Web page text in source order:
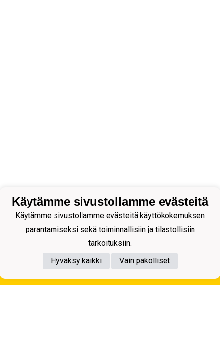
Tietosuojaseloste
Käytämme sivustollamme evästeitä
Käytämme sivustollamme evästeitä käyttökokemuksen
parantamiseksi sekä toiminnallisiin ja tilastollisiin
tarkoituksiin.
Hyväksy kaikki
Vain pakolliset